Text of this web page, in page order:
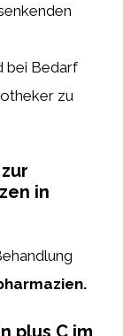
bei Bedarf
zu
in
plus C im